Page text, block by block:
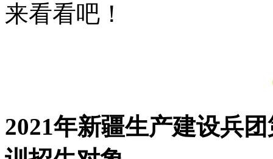
来看看吧！
2021年新疆生产建设兵